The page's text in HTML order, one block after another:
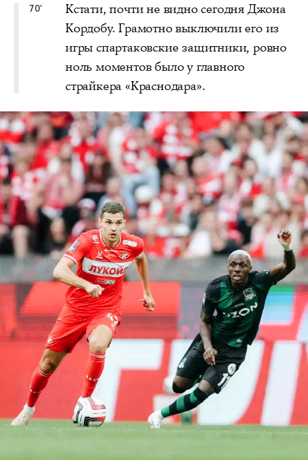
70'
Кстати, почти не видно сегодня Джона
Кордобу. Грамотно выключили его из
игры спартаковские защитники, ровно
ноль моментов было у главного
страйкера «Краснодара».